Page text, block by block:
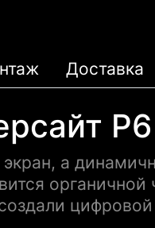
Доставка
экран, а
органичной